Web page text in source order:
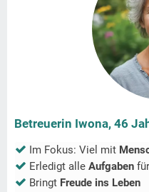
Betreuerin Iwona, 46
Im Fokus: Viel mit
Erledigt alle Aufgaben
Bringt Freude ins Leben